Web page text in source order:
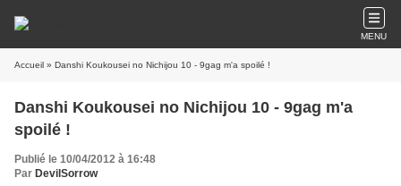
MENU
Accueil » Danshi Koukousei no Nichijou 10 - 9gag m'a spoilé !
Danshi Koukousei no Nichijou 10 - 9gag m'a
spoilé !
Publié le 10/04/2012 à 16:48
Par DevilSorrow